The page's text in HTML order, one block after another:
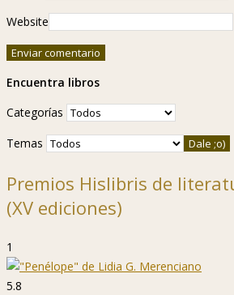
Website
Encuentra libros
Categorías
Temas
Premios Hislibris de
(XV ediciones)
1
5.8